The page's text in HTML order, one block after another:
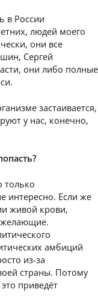
в России
людей моего
они все
Сергей
они либо полные
застаивается,
у нас, конечно,
только
интересно. Если же
живой крови,
желающие.
амбиций
из-за
страны. Потому
приведёт